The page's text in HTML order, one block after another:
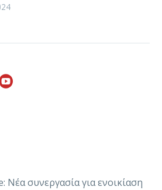
στα νέα της
και βελτιώσεις
Νέα συνεργασία για ενοικίαση